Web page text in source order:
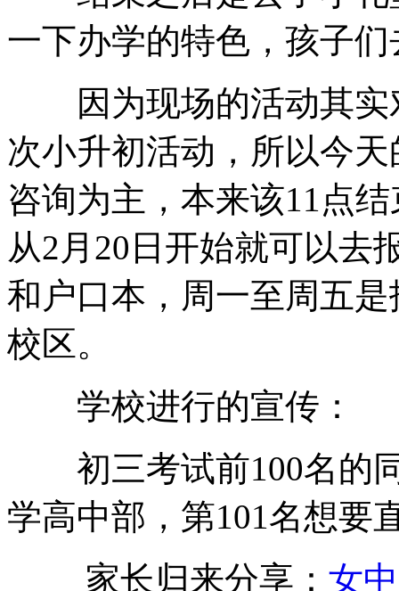
一下办学的特色，孩子
因为现场的活动其实
次小升初活动，所以今
咨询为主，本来该11点
从2月20日开始就可以去
和户口本，周一至周五
校区。
学校进行的宣传：
初三考试前100名的同
学高中部，第101名想要
家长归来分享： 女